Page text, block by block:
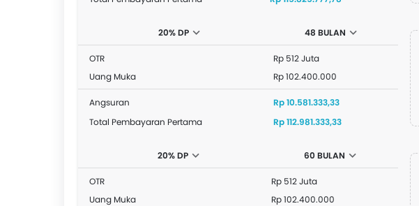
20% DP 48 BULAN
OTR
Rp 512 Juta
Uang Muka
Rp 102.400.000
Angsuran
Rp 10.581.333,33
Total Pembayaran Pertama
Rp 112.981.333,33
20% DP 60 BULAN
OTR
Rp 512 Juta
Uang Muka
Rp 102.400.000